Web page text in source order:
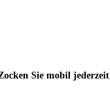
Sie mobil